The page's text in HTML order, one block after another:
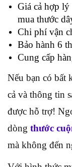
Giá cả hợp lý
mua thước
Chi phí vận
Bảo hành 6
Cung cấp
Nếu bạn có bất
cả và thông tin
được hỗ trợ!
dòng thước
mà không đến